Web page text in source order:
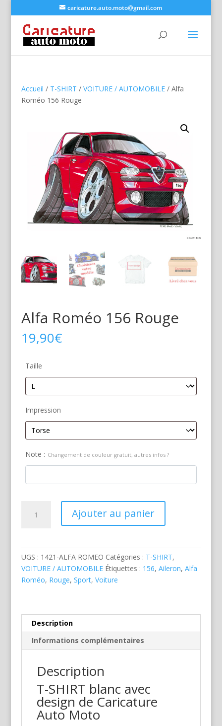
caricature.auto.moto@gmail.com
Accueil / T-SHIRT / VOITURE / AUTOMOBILE/ Alfa
Roméo 156 Rouge
Alfa Roméo 156 Rouge
19,90€
Taille
Impression
Note : Changement de couleur gratuit, autres infos ?
Ajouter au panier
UGS : 1421-ALFA ROMEO Catégories : T-SHIRT,
VOITURE / AUTOMOBILE Étiquettes : 156, Aileron, Alfa
Roméo, Rouge, Sport, Voiture
Description
Informations complémentaires
Description
T-SHIRT blanc avec
design de Caricature
Auto Moto